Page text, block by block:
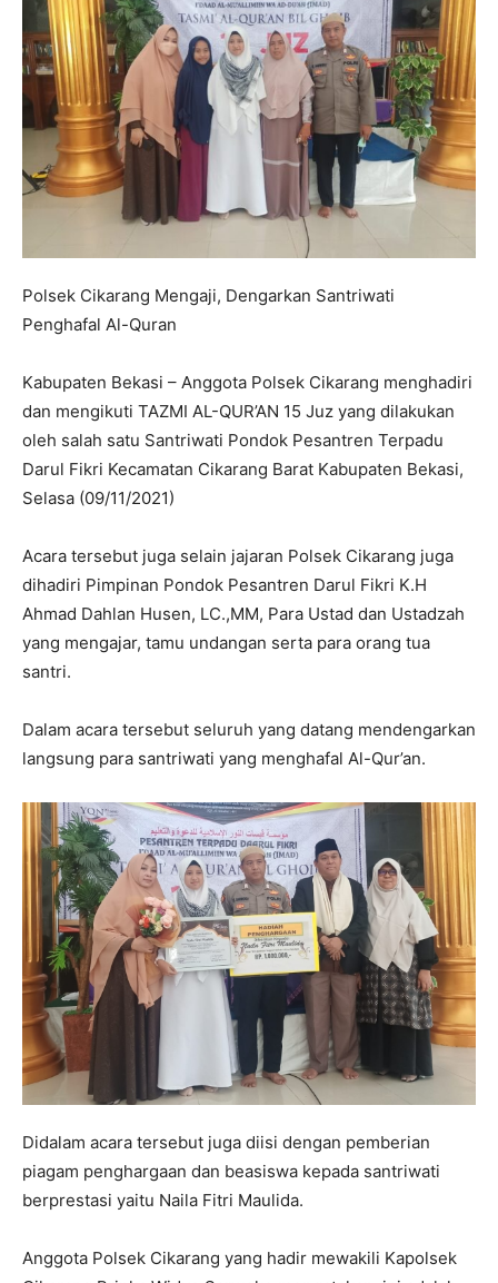
Polsek Cikarang Mengaji, Dengarkan Santriwati
Penghafal Al-Quran
Kabupaten Bekasi – Anggota Polsek Cikarang menghadiri
dan mengikuti TAZMI AL-QUR’AN 15 Juz yang dilakukan
oleh salah satu Santriwati Pondok Pesantren Terpadu
Darul Fikri Kecamatan Cikarang Barat Kabupaten Bekasi,
Selasa (09/11/2021)
Acara tersebut juga selain jajaran Polsek Cikarang juga
dihadiri Pimpinan Pondok Pesantren Darul Fikri K.H
Ahmad Dahlan Husen, LC.,MM, Para Ustad dan Ustadzah
yang mengajar, tamu undangan serta para orang tua
santri.
Dalam acara tersebut seluruh yang datang mendengarkan
langsung para santriwati yang menghafal Al-Qur’an.
Didalam acara tersebut juga diisi dengan pemberian
piagam penghargaan dan beasiswa kepada santriwati
berprestasi yaitu Naila Fitri Maulida.
Anggota Polsek Cikarang yang hadir mewakili Kapolsek